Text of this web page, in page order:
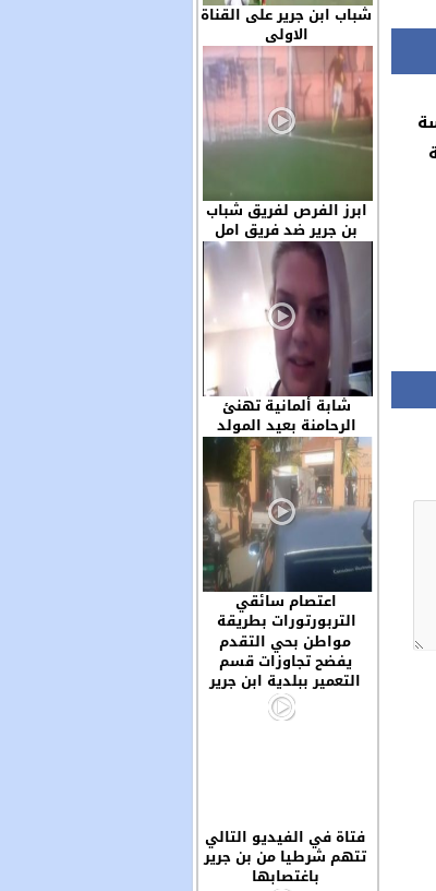
شباب ابن جرير على القناة
الاولى
ابرز الفرص لفريق شباب
بن جرير ضد فريق امل
سوق السبت والحظ لعب
دورا مهما في خروج
الفريقين بنتيجة التعادل
السلبي
شابة ألمانية تهنئ
الرحامنة بعيد المولد
وتحيي سكان مدينة ابن
جرير ..
اعتصام سائقي
التربورتورات بطريقة
غريبة ببلدية بن جرير
مواطن بحي التقدم
يفضح تجاوزات قسم
التعمير ببلدية ابن جرير
فتاة في الفيديو التالي
تتهم شرطيا من بن جرير
باغتصابها